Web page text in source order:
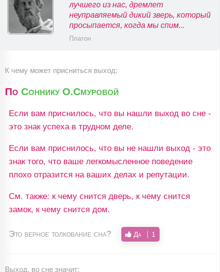
лучшего из нас, дремлет
неуправляемый дикий зверь, который
просыпается, когда мы спим...
Платон
К чему может присниться выход:
По Соннику О.Смуровой
Если вам приснилось, что вы нашли выход во сне -
это знак успеха в трудном деле.
Если вам приснилось, что вы не нашли выход - это
знак того, что ваше легкомысленное поведение
плохо отразится на ваших делах и репутации.
См. также: к чему снится дверь, к чему снится
замок, к чему снится дом.
Это верное толкование сна? Да 1
Выход, во сне значит: